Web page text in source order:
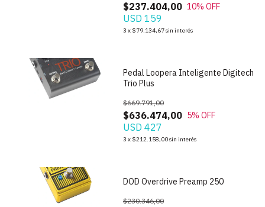
$237.404,00 10% OFF
USD 159
3 x $79.134,67sin interés
Pedal Loopera Inteligente Digitech
Trio Plus
$636.474,00
$669.791,00
5% OFF
USD 427
3 x $212.158,00sin interés
DOD Overdrive Preamp 250
$230.346,00